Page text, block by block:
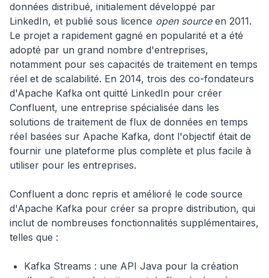
données distribué, initialement développé par
LinkedIn, et publié sous licence open source en 2011.
Le projet a rapidement gagné en popularité et a été
adopté par un grand nombre d'entreprises,
notamment pour ses capacités de traitement en temps
réel et de scalabilité. En 2014, trois des co-fondateurs
d'Apache Kafka ont quitté LinkedIn pour créer
Confluent, une entreprise spécialisée dans les
solutions de traitement de flux de données en temps
réel basées sur Apache Kafka, dont l'objectif était de
fournir une plateforme plus complète et plus facile à
utiliser pour les entreprises.
Confluent a donc repris et amélioré le code source
d'Apache Kafka pour créer sa propre distribution, qui
inclut de nombreuses fonctionnalités supplémentaires,
telles que :
Kafka Streams : une API Java pour la création